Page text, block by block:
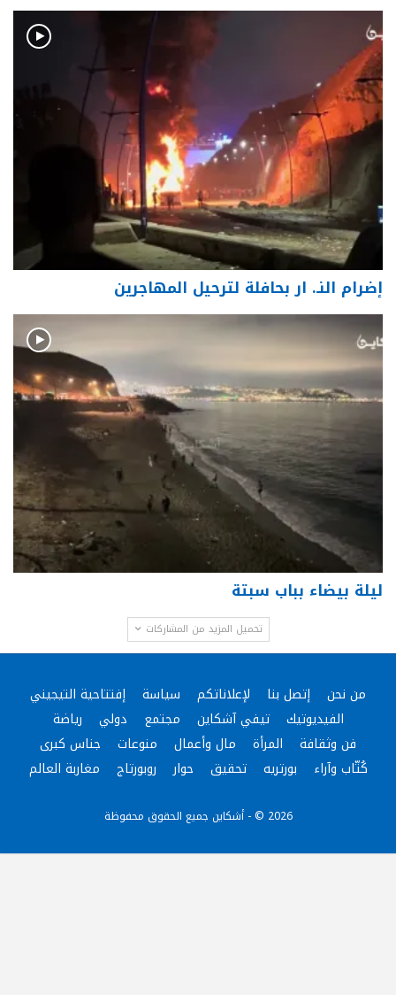
إضرام النـ. ار بحافلة لترحيل المهاجرين
ليلة بيضاء بباب سبتة
تحميل المزيد من المشاركات
من نحن إتصل بنا لإعلاناتكم سياسة
إفتتاحية التيجيني
الفيديوتيك
تيفي آشكاين مجتمع دولي
رياضة
فن وثقافة
المرأة مال وأعمال منوعات
جناس كبرى
كُتّاب وآراء
بورتريه تحقيق حوار روبورتاج مغاربة العالم
2026 © - أشكاين جميع الحقوق محفوظة